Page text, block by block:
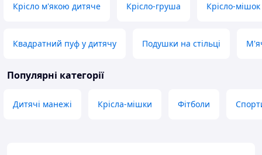
Крісло м'якою дитяче Крісло-груша Крісло-
Квадратний пуф у дитячу Подушки на стільці
Популярні категорії
Дитячі манежі Крісла-мішки Фітболи